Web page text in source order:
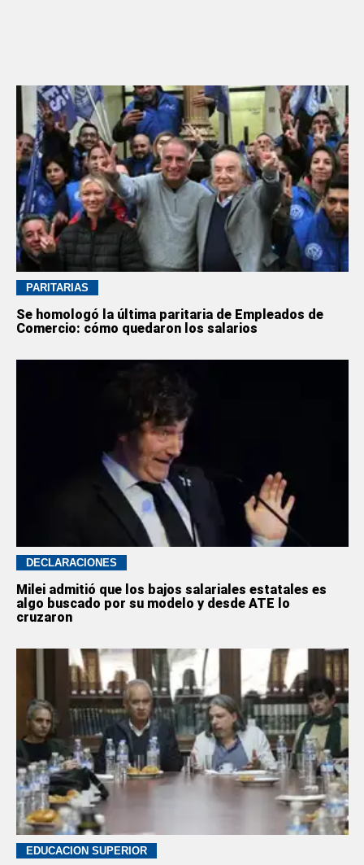
PARITARIAS
Se homologó la última paritaria de Empleados de
Comercio: cómo quedaron los salarios
DECLARACIONES
Milei admitió que los bajos salariales estatales es
algo buscado por su modelo y desde ATE lo
cruzaron
EDUCACION SUPERIOR